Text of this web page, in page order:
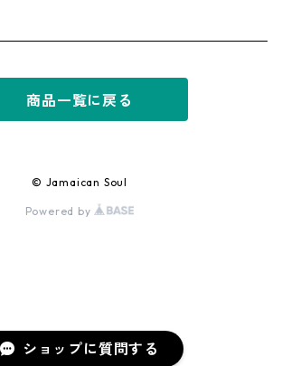
ショップに質問する
商品一覧に戻る
© Jamaican Soul
Powered by